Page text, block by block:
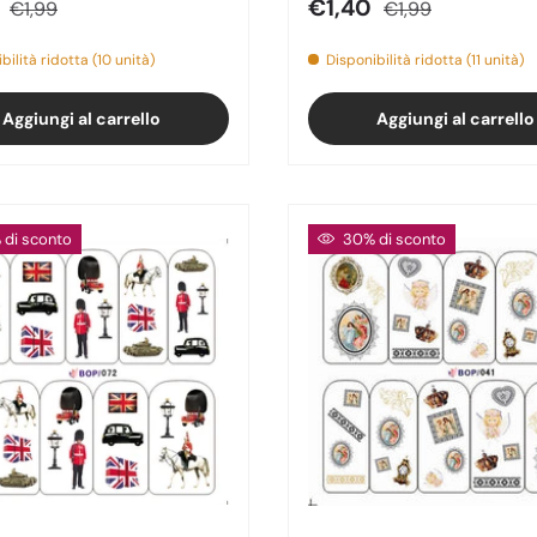
di vendita
€1,99
ridotta (10 unità)
Aggiungi al carrello
Prezzo di vendita
€1,40 €1,99
Disponibilità ridotta (11 unità)
Aggiungi al carrello
di sconto 30% di sconto